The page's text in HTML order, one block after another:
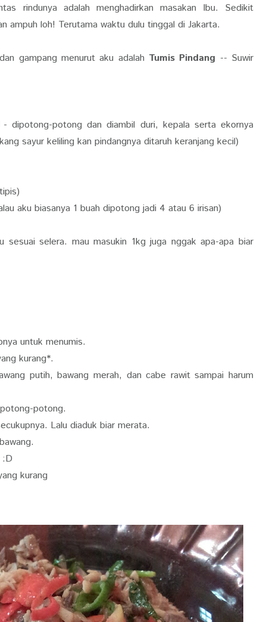
rindunya adalah menghadirkan masakan Ibu. Sedikit
ampuh loh! Terutama waktu dulu tinggal di Jakarta.
gampang menurut aku adalah Tumis Pindang -- Suwir
dipotong-potong dan diambil duri, kepala serta ekornya
sayur keliling kan pindangnya ditaruh keranjang kecil)
aku biasanya 1 buah dipotong jadi 4 atau 6 irisan)
selera. mau masukin 1kg juga nggak apa-apa biar
untuk menumis.
kurang*.
putih, bawang merah, dan cabe rawit sampai harum
potong.
Lalu diaduk biar merata.
:D
kurang